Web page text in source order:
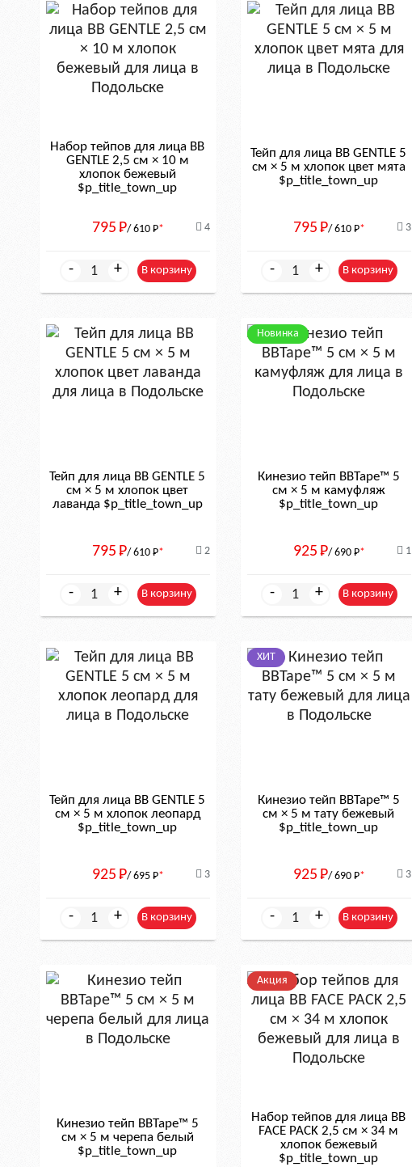
Набор тейпов для лица BB
GENTLE 2,5 см × 10 м
хлопок бежевый
$р_title_town_up
795 Р/ 610 Р* 4
- + В корзину
Тейп для лица BB GENTLE 5
см × 5 м хлопок цвет мята
$р_title_town_up
795 Р/ 610 Р* 3
- + В корзину
Тейп для лица BB GENTLE 5
см × 5 м хлопок цвет
лаванда $р_title_town_up
795 Р/ 610 Р* 2
- + В корзину
Новинка
Кинезио тейп BBTape™ 5
см × 5 м камуфляж
$р_title_town_up
925 Р/ 690 Р* 1
- + В корзину
Тейп для лица BB GENTLE 5
см × 5 м хлопок леопард
$р_title_town_up
925 Р/ 695 Р* 3
- + В корзину
ХИТ
Кинезио тейп BBTape™ 5
см × 5 м тату бежевый
$р_title_town_up
925 Р/ 690 Р* 3
- + В корзину
Кинезио тейп BBTape™ 5
см × 5 м черепа белый
$р_title_town_up
Акция
Набор тейпов для лица BB
FACE PACK 2,5 см × 34 м
хлопок бежевый
$р_title_town_up